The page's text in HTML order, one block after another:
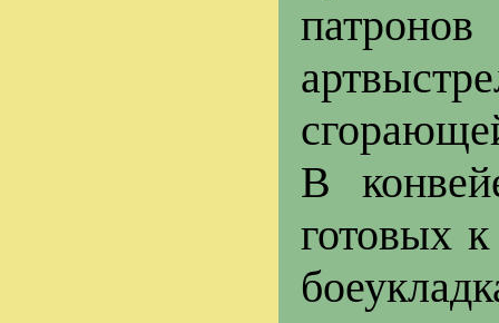
патронов
В
готовых